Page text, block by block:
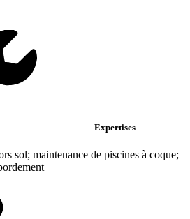
Expertises
sol; maintenance de piscines à coque;